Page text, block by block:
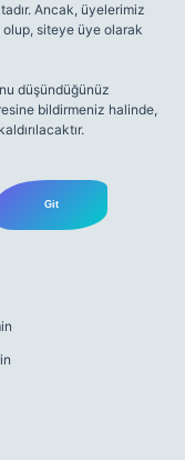
Ancak, üyelerimiz
olup, siteye üye olarak
düşündüğünüz
bildirmeniz halinde,